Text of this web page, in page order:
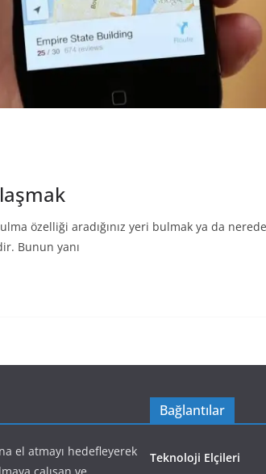
özelliği aradığınız yeri bulmak ya da
Bunun yanı
el atmayı hedefleyerek
Bağlantılar
Teknoloji Elçileri